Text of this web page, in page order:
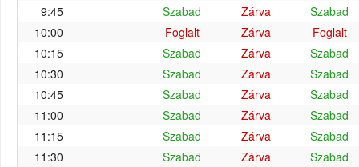
9:45
Szabad Zárva
Szabad
10:00
Foglalt Zárva
Foglalt
10:15
Szabad Zárva
Szabad
10:30
Szabad Zárva
Szabad
10:45
Szabad Zárva
Szabad
11:00
Szabad Zárva
Szabad
11:15
Szabad Zárva
Szabad
11:30
Szabad Zárva
Szabad